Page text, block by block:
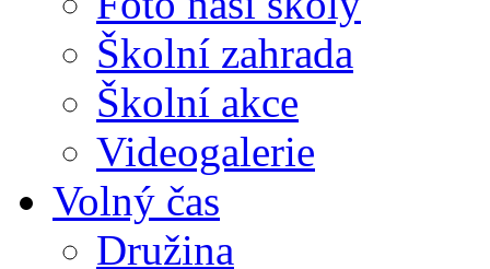
Školní zahrada
Školní akce
Videogalerie
Volný čas
Družina